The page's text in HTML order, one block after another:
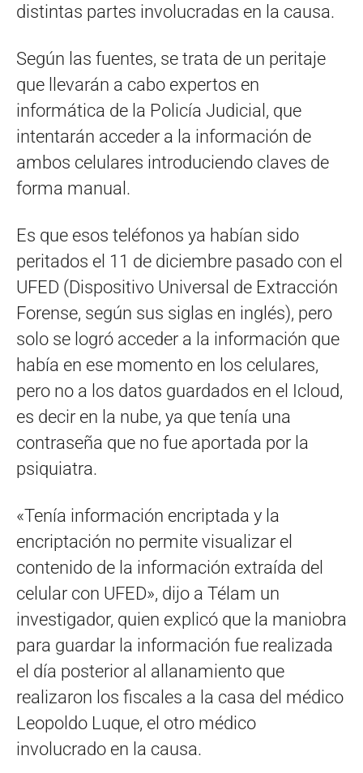
distintas partes involucradas en la causa.
Según las fuentes, se trata de un peritaje
que llevarán a cabo expertos en
informática de la Policía Judicial, que
intentarán acceder a la información de
ambos celulares introduciendo claves de
forma manual.
Es que esos teléfonos ya habían sido
peritados el 11 de diciembre pasado con el
UFED (Dispositivo Universal de Extracción
Forense, según sus siglas en inglés), pero
solo se logró acceder a la información que
había en ese momento en los celulares,
pero no a los datos guardados en el Icloud,
es decir en la nube, ya que tenía una
contraseña que no fue aportada por la
psiquiatra.
«Tenía información encriptada y la
encriptación no permite visualizar el
contenido de la información extraída del
celular con UFED», dijo a Télam un
investigador, quien explicó que la maniobra
para guardar la información fue realizada
el día posterior al allanamiento que
realizaron los fiscales a la casa del médico
Leopoldo Luque, el otro médico
involucrado en la causa.